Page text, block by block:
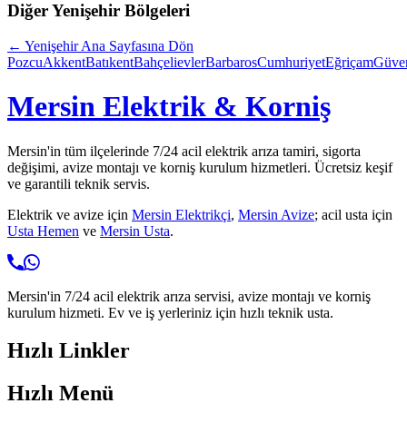
DiğerYenişehir Bölgeleri
← YenişehirAna Sayfasına Dön
PozcuAkkentBatıkentBahçelievlerBarbarosCumhuriyetEğriçam
Mersin Elektrik & Korniş
Mersin'in tüm ilçelerinde 7/24 acil elektrik arıza tamiri, sigorta
değişimi, avize montajı ve korniş kurulum hizmetleri. Ücretsiz keşif
ve garantili teknik servis.
Elektrik ve avize için Mersin Elektrikçi, Mersin Avize; acil usta için
Usta Hemen ve Mersin Usta.
Mersin'in 7/24 acil elektrik arıza servisi, avize montajı ve korniş
kurulum hizmeti. Ev ve iş yerleriniz için hızlı teknik usta.
Hızlı Linkler
Hızlı Menü